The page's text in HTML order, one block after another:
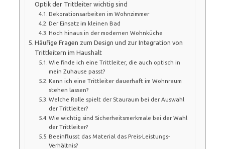
Optik der Trittleiter wichtig sind
Dekorationsarbeiten im Wohnzimmer
Der Einsatz im kleinen Bad
Hoch hinaus in der modernen Wohnküche
Häufige Fragen zum Design und zur Integration von
Trittleitern im Haushalt
Wie finde ich eine Trittleiter, die auch optisch in
mein Zuhause passt?
Kann ich eine Trittleiter dauerhaft im Wohnraum
stehen lassen?
Welche Rolle spielt der Stauraum bei der Auswahl
der Trittleiter?
Wie wichtig sind Sicherheitsmerkmale bei der Wahl
der Trittleiter?
Beeinflusst das Material das Preis-Leistungs-
Verhältnis?